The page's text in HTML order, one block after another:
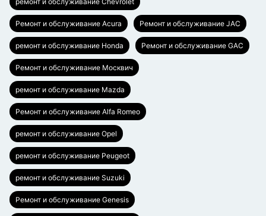
Ремонт и обслуживание Acura Ремонт и обслуживание JAC
ремонт и обслуживание Honda Ремонт и обслуживание GAC
Ремонт и обслуживание Москвич
ремонт и обслуживание Mazda
Ремонт и обслуживание Alfa Romeo
ремонт и обслуживание Opel
ремонт и обслуживание Peugeot
ремонт и обслуживание Suzuki
Ремонт и обслуживание Genesis